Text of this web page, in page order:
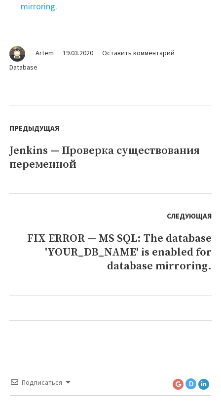
Artem 19.03.2020 Оставить комментарийна
пользователя
к
Database
mirroring.
по
записям
ПРЕДЫДУЩАЯ
Предыдущая
запись:
Jenkins — Проверка существования
переменной
СЛЕДУЮЩАЯ
Следующая
FIX ERROR — MS SQL: The database
'YOUR_DB_NAME' is enabled for
database mirroring.
Подписаться D